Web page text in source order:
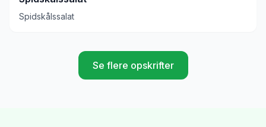
Spidskålssalat
Se flere opskrifter